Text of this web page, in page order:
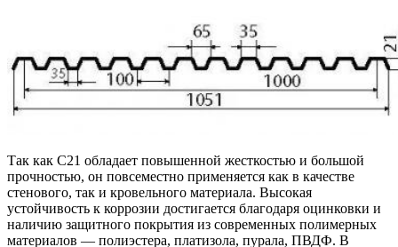
Так как С21 обладает повышенной жесткостью и большой
прочностью, он повсеместно применяется как в качестве
стенового, так и кровельного материала. Высокая
устойчивость к коррозии достигается благодаря оцинковки и
наличию защитного покрытия из современных полимерных
материалов — полиэстера, платизола, пурала, ПВДФ. В